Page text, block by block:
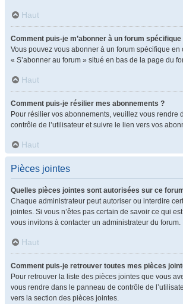
Haut
Comment puis-je m’abonner à un forum spécifique
Vous pouvez vous abonner à un forum spécifique en
« S’abonner au forum » situé en bas de la page du
Haut
Comment puis-je résilier mes abonnements ?
Pour résilier vos abonnements, veuillez vous rendre
contrôle de l’utilisateur et suivre le lien vers vos
Haut
Pièces jointes
Quelles pièces jointes sont autorisées sur ce
Chaque administrateur peut autoriser ou interdire
jointes. Si vous n’êtes pas certain de savoir ce qui
vous invitons à contacter un administrateur du forum.
Haut
Comment puis-je retrouver toutes mes pièces
Pour retrouver la liste des pièces jointes que vous
vous rendre dans le panneau de contrôle de
vers la section des pièces jointes.